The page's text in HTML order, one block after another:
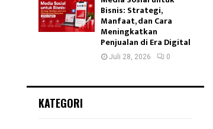
Bisnis: Strategi,
Manfaat, dan Cara
Meningkatkan
Penjualan di Era Digital
Juli 28, 2026 0
KATEGORI